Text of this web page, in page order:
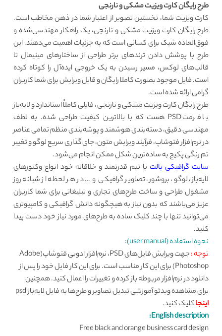
طرح رایگان کارت ویزیت مشکی و نارنجی
کارت ویزیت شما، نخستین تصویر از اعتبار شما در ذهن مخاطب است.
طرح رایگان کارت ویزیت مشکی و نارنجی، یک راهکار مهندسی‌شده و
فوق‌العاده شیک برای کسانی است که به جزئیات اهمیت می‌دهند. این
طرح با پوشش دادن ترندهای برتر طراحی از ساختارهای مینیمال تا
قالب‌های لوکس، مسیر رسیدن به یک خروجی ایده‌آل را کوتاه کرده
است. فایل موجود بصورت کاملا رایگان و قابل ویرایش برای شما کاربران
گرامی ارائه شده است.
طرح رایگان کارت ویزیت مشکی و نارنجی، فایلی کاملاً استاندارد و لایه‌باز
با فرمت PSD هست که با بالاترین کیفیت طراحی شده‌. به لطف
مهندسی دقیق، دسته‌بندی هوشمند و پوشه‌بندی منظم تمامی عناصر
در نرم‌افزار فتوشاپ، فرآیند ویرایش متون، جای‌گذاری سریع لوگو و تغییر
تم رنگی پکیج به ساده‌ترین شکل ممکن انجام می‌شود.
سایت گرافیکی پالتبا تیم قدرتمند و خلاقانه خود انواع وکتورهای
لایه‌باز، لوگو، بروشور، تصاویر گرافیکی و … در هر لحظه از شبانه روز
مشغول طراحی و ساخت طرح‌های تجاری و تبلیغاتی برای شما کاربران
عزیز می‌باشند که بدون نیاز به هیچگونه دانش گرافیکی و کامپیوتری
می‌توانید تنها با چند کلیک ساده به طرح‌های مورد نیاز خود دست پیدا
کنید.
نحوه استفاده (user manual):
توجه :
جهت ویرایش فایل‌های PSD، نرم‌افزار ادوبی فتوشاپ(Adobe
Photoshop) برای این کار مناسب است. برای این کار فایل خود را پس از
دانلود در نرم‌افزار مربوطه باز کرده و تغییرات را اعمال کنید. همچنین
برای مشاهده ویدئو آموزشی تبدیل تصاویر و طرح‌ها به فایل لایه‌باز psd
اینجاکلیک کنید.
English description:
Free black and orange business card design